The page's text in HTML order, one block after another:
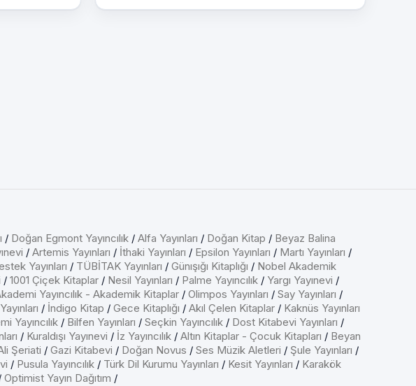
/ Doğan Egmont Yayıncılık / Alfa Yayınları / Doğan Kitap / Beyaz Balina
/ Artemis Yayınları / İthaki Yayınları / Epsilon Yayınları / Martı Yayınları /
Yayınları / TÜBİTAK Yayınları / Günışığı Kitaplığı / Nobel Akademik
/ 1001 Çiçek Kitaplar / Nesil Yayınları / Palme Yayıncılık / Yargı Yayınevi /
Yayıncılık - Akademik Kitaplar / Olimpos Yayınları / Say Yayınları /
/ İndigo Kitap / Gece Kitaplığı / Akıl Çelen Kitaplar / Kaknüs Yayınları
Yayıncılık / Bilfen Yayınları / Seçkin Yayıncılık / Dost Kitabevi Yayınları /
/ Kuraldışı Yayınevi / İz Yayıncılık / Altın Kitaplar - Çocuk Kitapları / Beyan
Şeriati / Gazi Kitabevi / Doğan Novus / Ses Müzik Aletleri / Şule Yayınları /
/ Pusula Yayıncılık / Türk Dil Kurumu Yayınları / Kesit Yayınları / Karakök
Optimist Yayın Dağıtım /